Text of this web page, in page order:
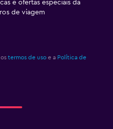
e ofertas especiais da
de viagem
termos de uso e a Política de